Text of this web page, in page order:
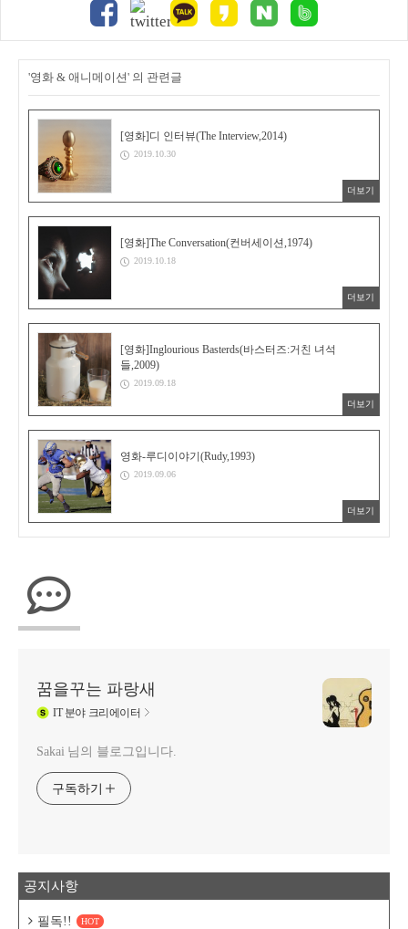
'영화 & 애니메이션' 의 관련글
[영화]디 인터뷰(The Interview,2014)
2019.10.30
더보기
[영화]The Conversation(컨버세이션,1974)
2019.10.18
더보기
[영화]Inglourious Basterds(바스터즈:거친 녀석
들,2009)
2019.09.18
더보기
영화-루디이야기(Rudy,1993)
2019.09.06
더보기
꿈을꾸는 파랑새
IT분야 크리에이터
Sakai 님의 블로그입니다.
구독하기
공지사항
필독!! HOT